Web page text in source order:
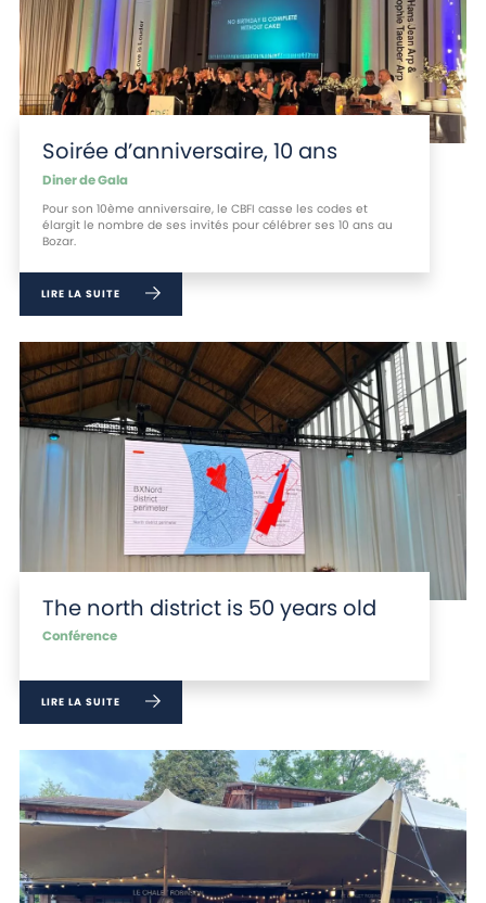
Soirée d’anniversaire, 10 ans
Diner de Gala
Pour son 10ème anniversaire, le CBFI casse les codes et
élargit le nombre de ses invités pour célébrer ses 10 ans au
Bozar.
LIRE LA SUITE
The north district is 50 years old
Conférence
LIRE LA SUITE